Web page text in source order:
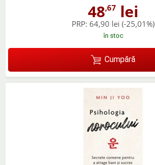
48,67 lei
PRP: 64,90 lei (-25,01%)
în stoc
Cumpără